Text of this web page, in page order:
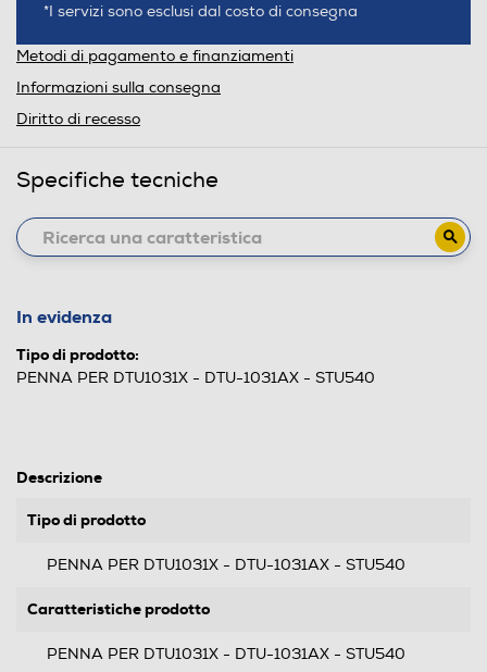
*I servizi sono esclusi dal costo di consegna
Metodi di pagamento e finanziamenti
Informazioni sulla consegna
Diritto di recesso
Specifiche tecniche
In evidenza
Tipo di prodotto:
PENNA PER DTU1031X - DTU-1031AX - STU540
Descrizione
Tipo di prodotto
PENNA PER DTU1031X - DTU-1031AX - STU540
Caratteristiche prodotto
PENNA PER DTU1031X - DTU-1031AX - STU540